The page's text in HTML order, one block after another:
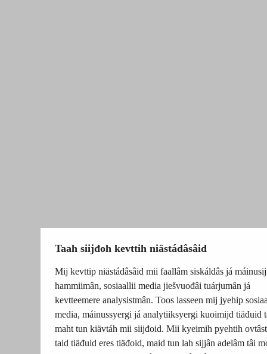
Taah siijđoh kevttih niästádâsâid
Mij kevttip niästádâsâid mii faallâm siskáldâs já máinusij
hammiimân, sosiaallii media jiešvuođâi tuárjumân já
kevtteemere analysistmân. Toos lasseen mij jyehip
media, máinussyergi já analytiiksyergi kuoimijd tiäđuid
maht tun kiävtáh mii siijđoid. Mii kyeimih pyehtih
taid tiäđuid eres tiäđoid, maid tun lah sijjân adelâm tâi